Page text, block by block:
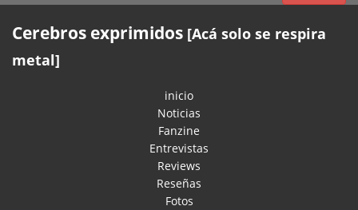
Cerebros exprimidos [Acá solo se respira
metal]
inicio
Noticias
Fanzine
Entrevistas
Reviews
Reseñas
Fotos